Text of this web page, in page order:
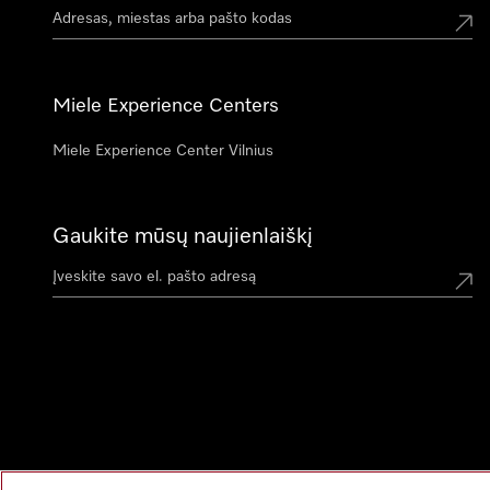
Miele Experience Centers
Miele Experience Center Vilnius
Gaukite mūsų naujienlaiškį